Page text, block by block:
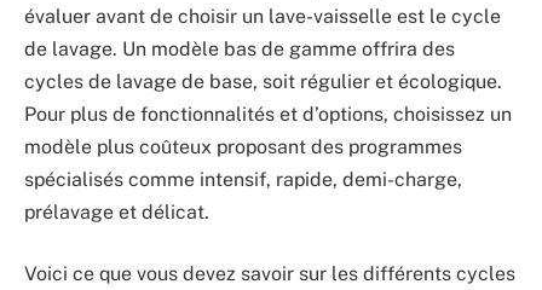
évaluer avant de choisir un lave-vaisselle est le cycle
de lavage. Un modèle bas de gamme offrira des
cycles de lavage de base, soit régulier et écologique.
Pour plus de fonctionnalités et d’options, choisissez un
modèle plus coûteux proposant des programmes
spécialisés comme intensif, rapide, demi-charge,
prélavage et délicat.
Voici ce que vous devez savoir sur les différents cycles